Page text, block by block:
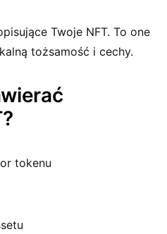
Twoje NFT. To one
tożsamość i cechy.
tokenu